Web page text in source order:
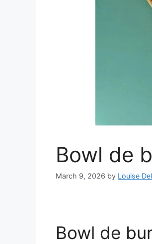
Bowl de
March 9, 2026 by Louise
Bowl de